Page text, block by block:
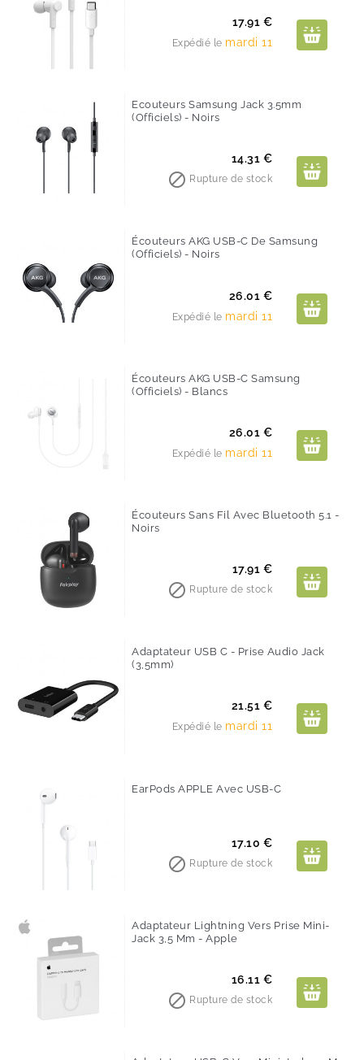
Prix
17.91 €
Expédié le mardi 11
Ecouteurs Samsung Jack 3.5mm
(Officiels) - Noirs
Prix
14.31 €
 Rupture de stock
Écouteurs AKG USB-C De Samsung
(Officiels) - Noirs
Prix
26.01 €
Expédié le mardi 11
Écouteurs AKG USB-C Samsung
(Officiels) - Blancs
Prix
26.01 €
Expédié le mardi 11
Écouteurs Sans Fil Avec Bluetooth 5.1 -
Noirs
Prix
17.91 €
 Rupture de stock
Adaptateur USB C - Prise Audio Jack
(3,5mm)
Prix
21.51 €
Expédié le mardi 11
EarPods APPLE Avec USB-C
Prix
17.10 €
 Rupture de stock
Adaptateur Lightning Vers Prise Mini-
Jack 3,5 Mm - Apple
Prix
16.11 €
 Rupture de stock